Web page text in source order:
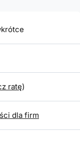
ratę)
dla firm